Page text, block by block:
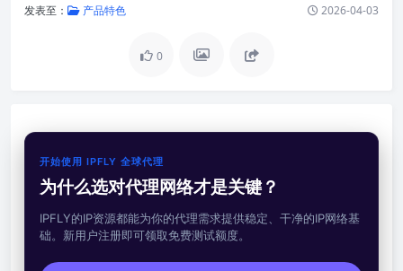
发表至： 产品特色 2026-04-03
0
开始使用 IPFLY 全球代理
为什么选对代理网络才是关键？
IPFLY的IP资源都能为你的代理需求提供稳定、干净的IP网络基
础。新用户注册即可领取免费测试额度。